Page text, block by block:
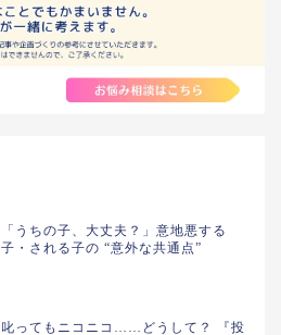
「うちの子、大丈夫？」意地悪する
子・される子の “意外な共通点”
叱ってもニコニコ……どうして？ 『投